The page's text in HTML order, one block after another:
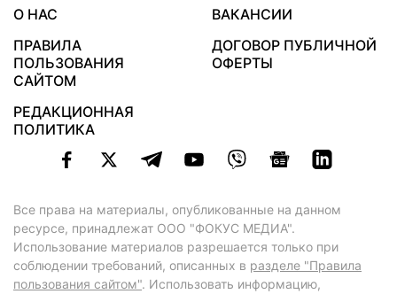
О НАС
ВАКАНСИИ
ПРАВИЛА
ПОЛЬЗОВАНИЯ
САЙТОМ
ДОГОВОР ПУБЛИЧНОЙ
ОФЕРТЫ
РЕДАКЦИОННАЯ
ПОЛИТИКА
Все права на материалы, опубликованные на данном
ресурсе, принадлежат ООО "ФОКУС МЕДИА".
Использование материалов разрешается только при
соблюдении требований, описанных в разделе "Правила
пользования сайтом". Использовать информацию,